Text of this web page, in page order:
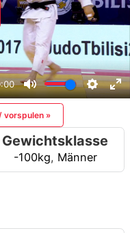
vorspulen »
Gewichtsklasse
-100kg, Männer